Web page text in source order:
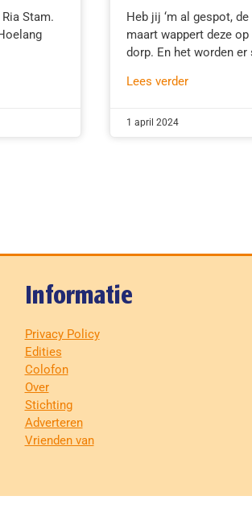
Stam.
Heb jij ‘m al gespot,
maart wappert deze
dorp. En het worden er
Lees verder
1 april 2024
Informatie
Privacy Policy
Edities
Colofon
Over
Stichting
Adverteren
Vrienden van